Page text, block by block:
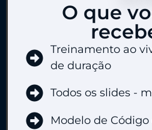
O que
Treinamento ao
de duração
Todos os slides -
Modelo de